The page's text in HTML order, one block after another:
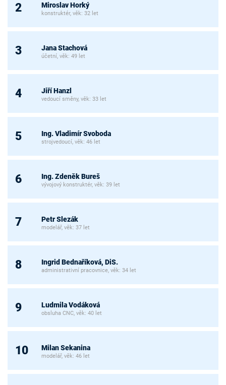
2 Miroslav Horký
konstruktér, věk: 32 let
3 Jana Stachová
účetní, věk: 49 let
4 Jiří Hanzl
vedoucí směny, věk: 33 let
5 Ing. Vladimír Svoboda
strojvedoucí, věk: 46 let
6 Ing. Zdeněk Bureš
vývojový konstruktér, věk: 39 let
7 Petr Slezák
modelář, věk: 37 let
8 Ingrid Bednaříková, DiS.
administrativní pracovnice, věk: 34 let
9 Ludmila Vodáková
obsluha CNC, věk: 40 let
10 Milan Sekanina
modelář, věk: 46 let